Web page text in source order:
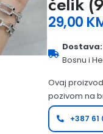
29,00
Dostava:
Bosnu i
Ovaj
pozivom na
+387 61